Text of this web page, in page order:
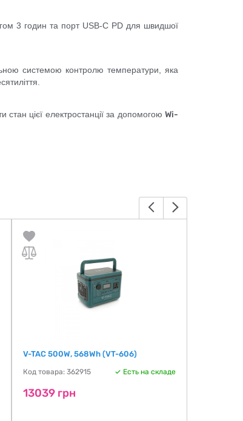
3 годин та порт USB-C PD для швидшої
системою контролю температури, яка
цієї електростанції за допомогою Wi-
V-TAC 500W, 568Wh (VT-606)
Код товара: 362915 Есть на складе
13039 грн